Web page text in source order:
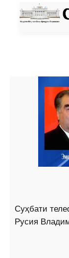
Суҳбати
Русия